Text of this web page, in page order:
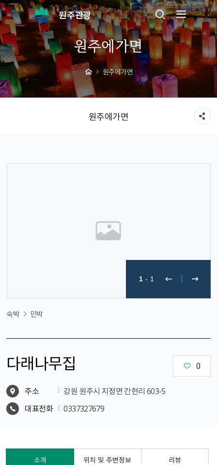
원주관광
원주에가면
원주에가면
원주에가면
1 - 1
숙박 민박
다래나무집 0
주소
강원 원주시 지정면 간현리 603-5
대표전화
0337327679
소개 위치 및 주변정보 리뷰